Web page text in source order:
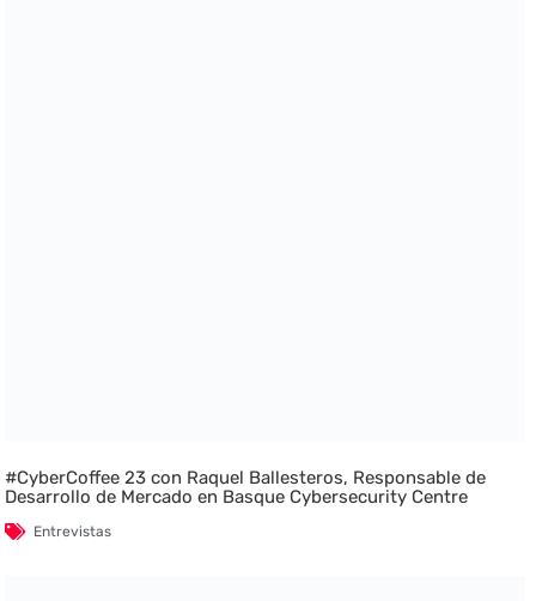
#CyberCoffee 23 con Raquel Ballesteros, Responsable de
Desarrollo de Mercado en Basque Cybersecurity Centre
Entrevistas